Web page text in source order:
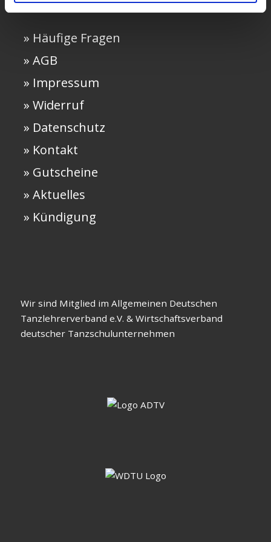
» Häufige Fragen
» AGB
» Impressum
» Widerruf
» Datenschutz
» Kontakt
» Gutscheine
» Aktuelles
» Kündigung
Wir sind Mitglied im Allgemeinen Deutschen
Tanzlehrerverband e.V. & Wirtschaftsverband
deutscher Tanzschulunternehmen